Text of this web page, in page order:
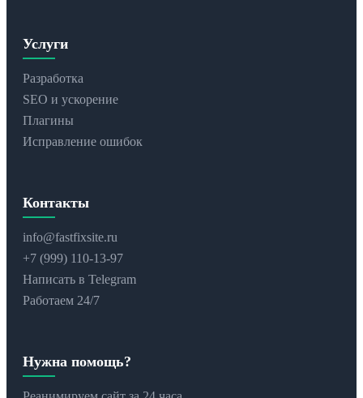
Услуги
Разработка
SEO и ускорение
Плагины
Исправление ошибок
Контакты
info@fastfixsite.ru
+7 (999) 110-13-97
Написать в Telegram
Работаем 24/7
Нужна помощь?